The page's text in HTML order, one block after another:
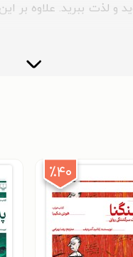
و لذت ببرید. علاوه
و محبوب به گوشش
از ما با بازی‌های
مانند «مغازه
نیکولایدس.
٪۴۰